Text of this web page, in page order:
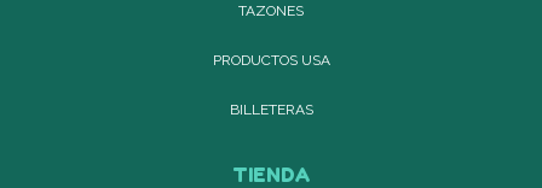
TAZONES
PRODUCTOS USA
BILLETERAS
TIENDA